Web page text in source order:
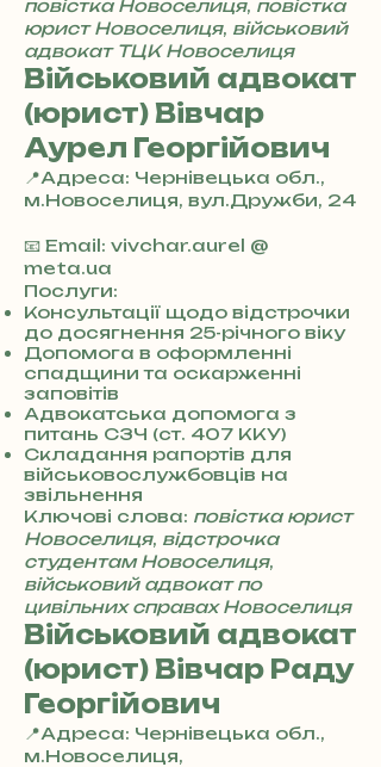
повістка Новоселиця, повістка
юрист Новоселиця, військовий
адвокат ТЦК Новоселиця
Військовий адвокат
(юрист) Вівчар
Аурел Георгійович
📍Адреса: Чернівецька обл.,
м.Новоселиця, вул.Дружби, 24
3
8
0
7
3
0
4
8
5
7
8
4
📧 Email: vivchar.aurel @
meta.ua
Послуги:
Консультації щодо відстрочки
до досягнення 25-річного віку
Допомога в оформленні
спадщини та оскарженні
заповітів
Адвокатська допомога з
питань СЗЧ (ст. 407 ККУ)
Складання рапортів для
військовослужбовців на
звільнення
Ключові слова: повістка юрист
Новоселиця, відстрочка
студентам Новоселиця,
військовий адвокат по
цивільних справах Новоселиця
Військовий адвокат
(юрист) Вівчар Раду
Георгійович
📍Адреса: Чернівецька обл.,
м.Новоселиця,